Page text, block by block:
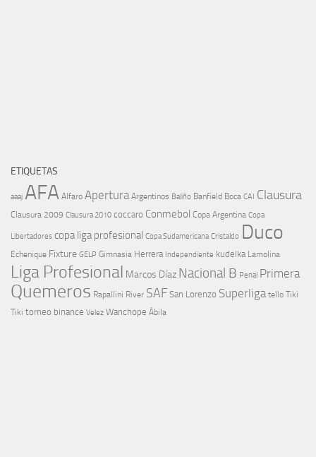
ETIQUETAS
aaaj AFA Alfaro Apertura Argentinos Baliño Banfield Boca CAI Clausura
Clausura 2009 Clausura 2010 coccaro Conmebol Copa Argentina Copa
Libertadores copa liga profesional Copa Sudamericana Cristaldo Duco
Echenique Fixture GELP Gimnasia Herrera Independiente kudelka Lamolina
Liga Profesional Marcos Díaz Nacional B Penal Primera
Quemeros Rapallini River SAF San Lorenzo Superliga tello Tiki
Tiki torneo binance Velez Wanchope Ábila